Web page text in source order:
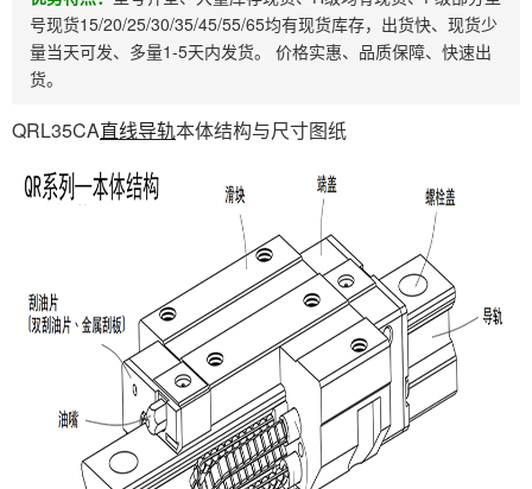
号现货15/20/25/30/35/45/55/65均有现货库存，出货快、现货少
量当天可发、多量1-5天内发货。 价格实惠、品质保障、快速出
货。
QRL35CA直线导轨本体结构与尺寸图纸